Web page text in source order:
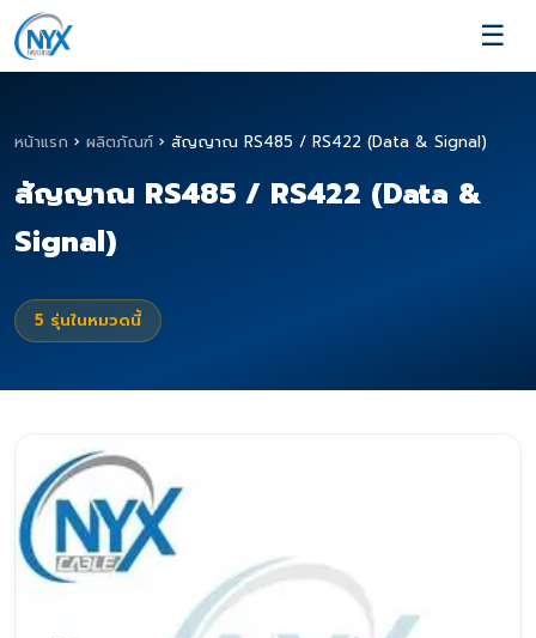
☰
หน้าแรก › ผลิตภัณฑ์ › สัญญาณ RS485 / RS422 (Data & Signal)
สัญญาณ RS485 / RS422 (Data &
Signal)
5 รุ่นในหมวดนี้